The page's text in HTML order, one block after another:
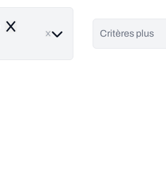
Remove Critères plus